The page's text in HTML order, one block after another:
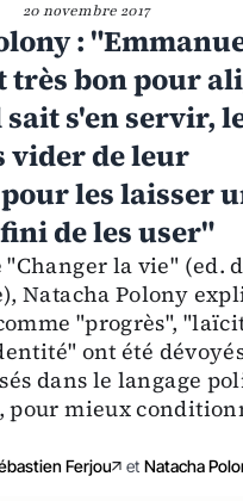
20 novembre 2017
:
très bon pour
s'en servir,
vider de leur
les laisser
de les user"
la vie" (ed.
Natacha Polony
"progrès",
ont été
dans le langage
pour mieux
Ferjou et Natacha